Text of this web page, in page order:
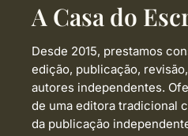
A Casa do
Desde 2015, prestamos
edição, publicação,
autores independentes.
de uma editora tradicional
da publicação